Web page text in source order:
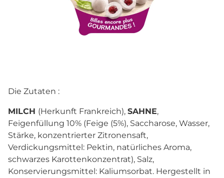
Die Zutaten :
MILCH (Herkunft Frankreich), SAHNE,
Feigenfüllung 10% (Feige (5%), Saccharose, Wasser,
Stärke, konzentrierter Zitronensaft,
Verdickungsmittel: Pektin, natürliches Aroma,
schwarzes Karottenkonzentrat), Salz,
Konservierungsmittel: Kaliumsorbat. Hergestellt in